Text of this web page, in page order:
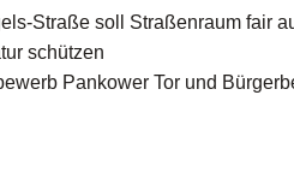
Straße soll Straßenraum fair
schützen
Pankower Tor und